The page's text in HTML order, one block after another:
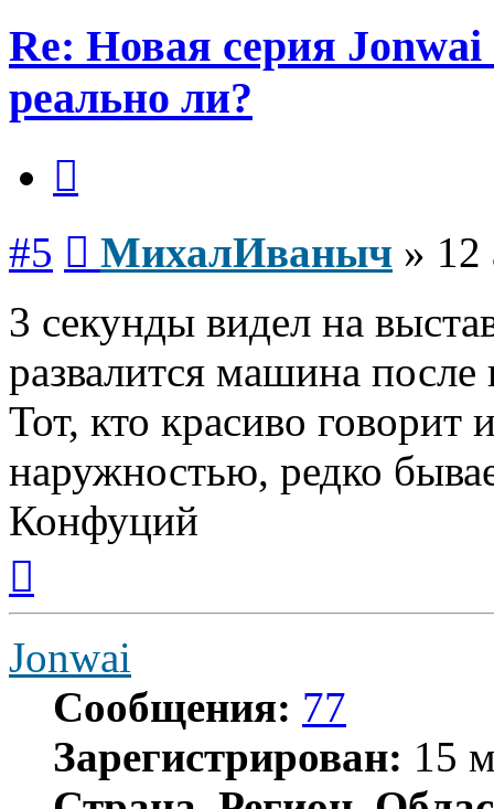
Re: Новая серия
реально ли?
#5 МихалИваныч » 12
3 секунды видел на
развалится машина после
Тот, кто красиво говорит
наружностью, редко
Конфуций
началу
Jonwai
Сообщения: 77
Зарегистрирован: 15